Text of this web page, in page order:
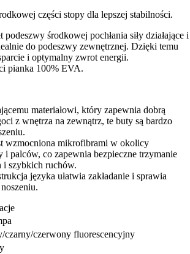
części stopy dla lepszej stabilności.
podeszwy środkowej pochłania siły działające i
do podeszwy zewnętrznej. Dzięki temu
i optymalny zwrot energii.
pianka 100% EVA.
materiałowi, który zapewnia dobrą
z wnętrza na zewnątrz, te buty są bardzo
wzmocniona mikrofibrami w okolicy
i palców, co zapewnia bezpieczne trzymanie
i szybkich ruchów.
języka ułatwia zakładanie i sprawia
czarny/czerwony fluorescencyjny